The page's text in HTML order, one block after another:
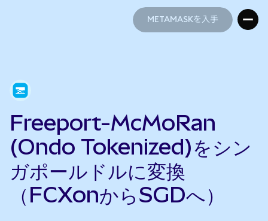
METAMASKを入手
Freeport-McMoRan
(Ondo Tokenized)をシン
ガポールドルに変換
（FCXonからSGDへ）